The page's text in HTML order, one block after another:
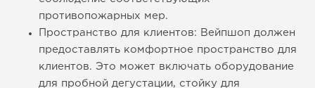
противопожарных мер.
Пространство для клиентов: Вейпшоп должен
предоставлять комфортное пространство для
клиентов. Это может включать оборудование
для пробной дегустации, стойку для